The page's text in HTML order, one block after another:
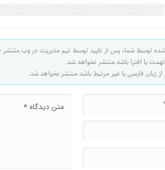
شده توسط شما، پس از تایید توسط تیم مدیریت در وب
یا افترا باشد منتشر نخواهد شد.
از زبان فارسی یا غیر مرتبط باشد منتشر نخواهد شد.